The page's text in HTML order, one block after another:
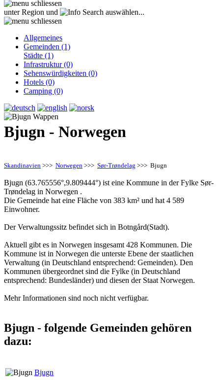
unter Region und auswählen...
Allgemeines
Gemeinden (1)
Städte (1)
Infrastruktur (0)
Sehenswürdigkeiten (0)
Hotels (0)
Camping (0)
Bjugn - Norwegen
Skandinavien >>> Norwegen >>> Sør-Trøndelag >>> Bjugn
Bjugn (63.765556°,9.809444°) ist eine Kommune in der Fylke Sør-
Trøndelag in Norwegen .
Die Gemeinde hat eine Fläche von 383 km² und hat 4 589
Einwohner.
Der Verwaltungssitz befindet sich in Botngård(Stadt).
Aktuell gibt es in Norwegen insgesamt 428 Kommunen. Die
Kommune ist in Norwegen die unterste Ebene der staatlichen
Verwaltung (in Deutschland entsprechend: Gemeinden). Den
Kommunen übergeordnet sind die Fylke (in Deutschland
entsprechend: Bundesländer) und diesen der Staat Norwegen.
Mehr Informationen sind noch nicht verfügbar.
Bjugn - folgende Gemeinden gehören
dazu:
Bjugn